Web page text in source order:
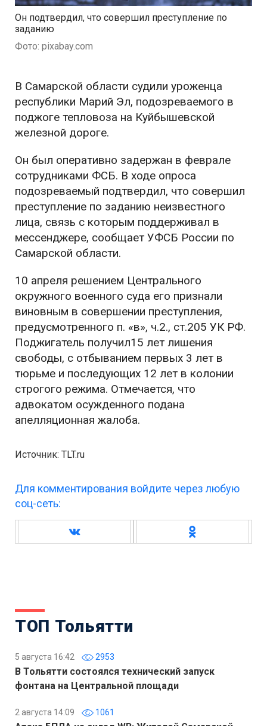
Он подтвердил, что совершил преступление по
заданию
Фото: pixabay.com
В Самарской области судили уроженца
республики Марий Эл, подозреваемого в
поджоге тепловоза на Куйбышевской
железной дороге.
Он был оперативно задержан в феврале
сотрудниками ФСБ. В ходе опроса
подозреваемый подтвердил, что совершил
преступление по заданию неизвестного
лица, связь с которым поддерживал в
мессенджере, сообщает УФСБ России по
Самарской области.
10 апреля решением Центрального
окружного военного суда его признали
виновным в совершении преступления,
предусмотренного п. «в», ч.2., ст.205 УК РФ.
Поджигатель получил15 лет лишения
свободы, с отбыванием первых 3 лет в
тюрьме и последующих 12 лет в колонии
строгого режима. Отмечается, что
адвокатом осужденного подана
апелляционная жалоба.
Источник: TLT.ru
Для комментирования войдите через любую
соц-сеть:
ТОП Тольятти
5 августа 16:42 2953
В Тольятти состоялся технический запуск
фонтана на Центральной площади
2 августа 14:09 1061